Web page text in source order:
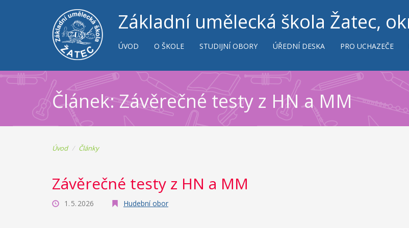
Základní umělecká škola Žatec,
ÚVOD O ŠKOLE STUDIJNÍ OBORY ÚŘEDNÍ DESKA PRO UCHAZEČE
Článek: Závěrečné testy z HN a MM
Úvod Články
Závěrečné testy z HN a MM
1. 5. 2026 Hudební obor